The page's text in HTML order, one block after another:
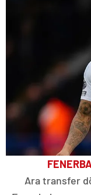
Ara transfer